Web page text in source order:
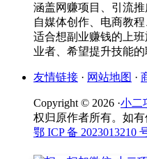
涵盖网赚项目、引流推
自媒体创作、电商教程
适合想副业赚钱的上
业者、希望提升技能的
友情链接 · 网站地图 ·
Copyright © 2026 ·小二
权归原作者所有。如有
鄂 ICP 备 2023013210